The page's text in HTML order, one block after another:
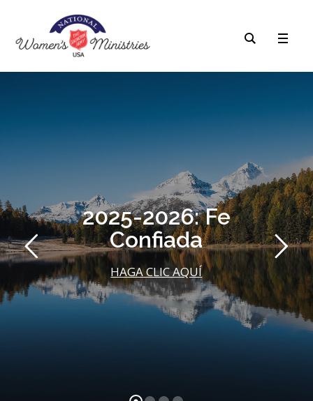
2025-2026: Fe
Confiada
HAGA CLIC AQUÍ